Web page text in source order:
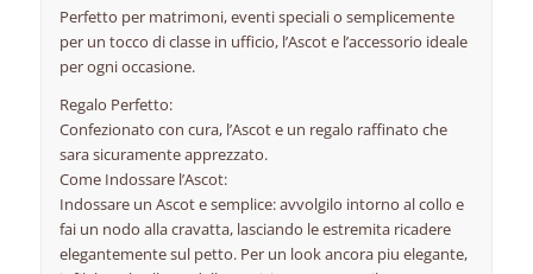
Perfetto per matrimoni, eventi speciali o semplicemente
per un tocco di classe in ufficio, l’Ascot e l’accessorio ideale
per ogni occasione.
Regalo Perfetto:
Confezionato con cura, l’Ascot e un regalo raffinato che
sara sicuramente apprezzato.
Come Indossare l’Ascot:
Indossare un Ascot e semplice: avvolgilo intorno al collo e
fai un nodo alla cravatta, lasciando le estremita ricadere
elegantemente sul petto. Per un look ancora piu elegante,